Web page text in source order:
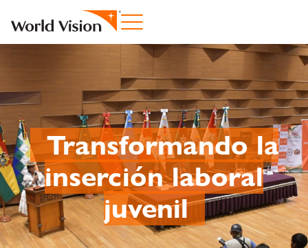
Transformando la
inserción laboral
juvenil